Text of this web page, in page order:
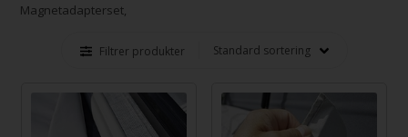
Magnetadapterset,
Filtrer produkter